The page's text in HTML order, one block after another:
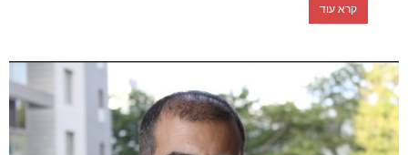
קרא עוד